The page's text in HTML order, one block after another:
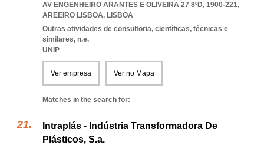
AV ENGENHEIRO ARANTES E OLIVEIRA 27 8ºD, 1900-221,
AREEIRO LISBOA, LISBOA
Outras atividades de consultoria, científicas, técnicas e
similares, n.e.
UNIP
Ver empresa Ver no Mapa
Matches in the search for:
Intraplás - Indústria Transformadora De
Plásticos, S.a.